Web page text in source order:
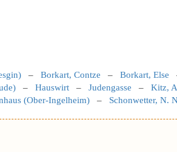
– Borkart, Contze – Borkart, Else
– Hauswirt – Judengasse – Kitz,
(Ober-Ingelheim) – Schonwetter, N.